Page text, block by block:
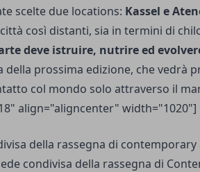
scelte due locations: Kassel e
così distanti, sia in termini di
deve istruire, nutrire ed
della prossima edizione, che vedrà
col mondo solo attraverso il
align="aligncenter" width="1020"]
condivisa della rassegna di